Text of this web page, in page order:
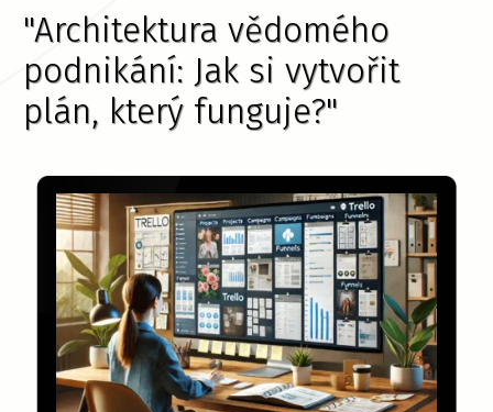
"Architektura vědomého
podnikání: Jak si vytvořit
plán, který funguje?"